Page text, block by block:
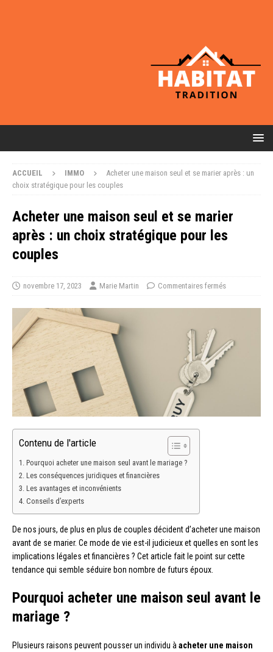
ACCUEIL IMMO
Acheter une maison seul et se marier après : un
choix stratégique pour les couples
Acheter une maison seul et se marier
après : un choix stratégique pour les
couples
novembre 17, 2023 Marie Martin Commentaires fermés
Contenu de l'article
Pourquoi acheter une maison seul avant le mariage ?
Les conséquences juridiques et financières
Les avantages et inconvénients
Conseils d’experts
De nos jours, de plus en plus de couples décident d’acheter une maison
avant de se marier. Ce mode de vie est-il judicieux et quelles en sont les
implications légales et financières ? Cet article fait le point sur cette
tendance qui semble séduire bon nombre de futurs époux.
Pourquoi acheter une maison seul avant le
mariage ?
Plusieurs raisons peuvent pousser un individu àacheter une maison